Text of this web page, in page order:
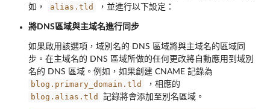
如，
alias.tld ，並進行以下設定：
將DNS區域與主域名進行同步
如果啟用該選項，域別名的 DNS 區域將與主域名的區域同
步。在主域名的 DNS 區域所做的任何更改將自動應用到域別
名的 DNS 區域。例如，如果創建 CNAME 記錄為
blog.primary_domain.tld ，相應的
blog.alias.tld 記錄將會添加至別名區域。